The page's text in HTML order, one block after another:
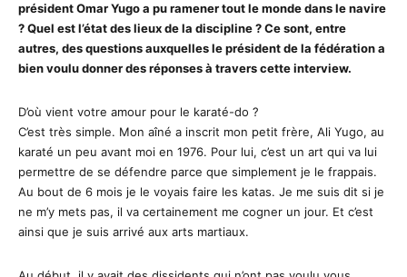
président Omar Yugo a pu ramener tout le monde dans le navire
? Quel est l’état des lieux de la discipline ? Ce sont, entre
autres, des questions auxquelles le président de la fédération a
bien voulu donner des réponses à travers cette interview.
D’où vient votre amour pour le karaté-do ?
C’est très simple. Mon aîné a inscrit mon petit frère, Ali Yugo, au
karaté un peu avant moi en 1976. Pour lui, c’est un art qui va lui
permettre de se défendre parce que simplement je le frappais.
Au bout de 6 mois je le voyais faire les katas. Je me suis dit si je
ne m’y mets pas, il va certainement me cogner un jour. Et c’est
ainsi que je suis arrivé aux arts martiaux.